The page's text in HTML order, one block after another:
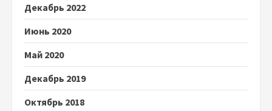
Декабрь 2022
Июнь 2020
Май 2020
Декабрь 2019
Октябрь 2018